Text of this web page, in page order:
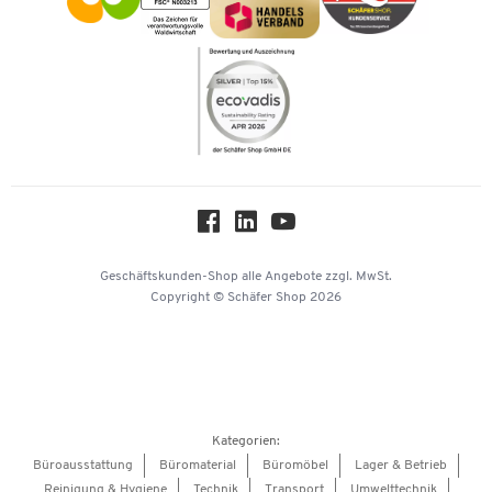
Kataloge
Geschäftskunden-Shop alle Angebote zzgl. MwSt.
Copyright © Schäfer Shop 2026
Kategorien:
Büroausstattung
Büromaterial Büromöbel
Lager & Betrieb